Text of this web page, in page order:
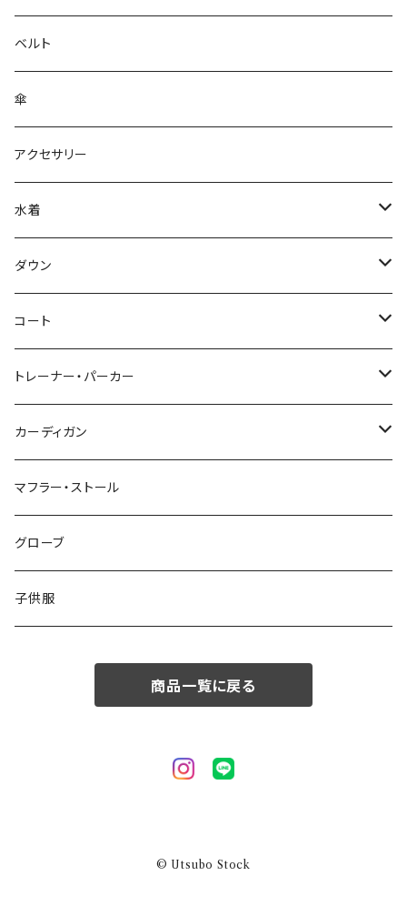
ベルト
傘
アクセサリー
水着
～44/S
46/M
48/L
50/XL～
ダウン
～44/S
46/M
48/L
50/XL～
コート
～44/S
46/M
48/L
50/XL～
トレーナー・パーカー
～44/S
46/M
48/L
50/XL～
カーディガン
～44/S
46/M
48/L
マフラー・ストール
グローブ
子供服
商品一覧に戻る
© Utsubo Stock